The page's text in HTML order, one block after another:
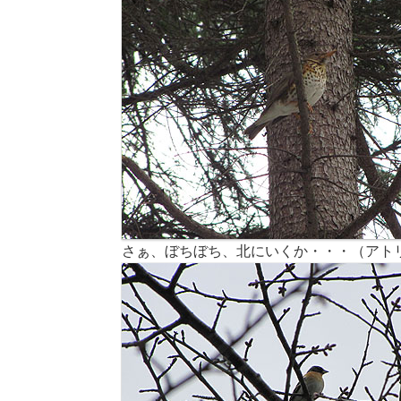
さぁ、ぼちぼち、北にいくか・・・（アト